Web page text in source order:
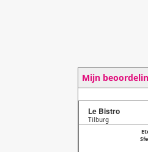
Mijn
Le Bistro
Tilburg